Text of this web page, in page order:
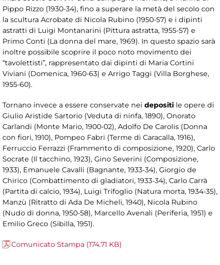
Pippo Rizzo (1930-34), fino a superare la metà del secolo con
la scultura Acrobate di Nicola Rubino (1950-57) e i dipinti
astratti di Luigi Montanarini (Pittura astratta, 1955-57) e
Primo Conti (La donna del mare, 1969). In questo spazio sarà
inoltre possibile scoprire il poco noto movimento dei
“tavolettisti”, rappresentato dai dipinti di Maria Cortini
Viviani (Domenica, 1960-63) e Arrigo Taggi (Villa Borghese,
1955-60).
Tornano invece a essere conservate nei depositi le opere di
Giulio Aristide Sartorio (Veduta di ninfa, 1890), Onorato
Carlandi (Monte Mario, 1900-02), Adolfo De Carolis (Donna
con fiori, 1910), Pompeo Fabri (Terme di Caracalla, 1916),
Ferruccio Ferrazzi (Frammento di composizione, 1920), Carlo
Socrate (Il tacchino, 1923), Gino Severini (Composizione,
1933), Emanuele Cavalli (Bagnante, 1933-34), Giorgio de
Chirico (Combattimento di gladiatori, 1933-34), Carlo Carrà
(Partita di calcio, 1934), Luigi Trifoglio (Natura morta, 1934-35),
Manzù (Ritratto di Ada De Micheli, 1940), Nicola Rubino
(Nudo di donna, 1950-58), Marcello Avenali (Periferia, 1951) e
Emilio Greco (Sibilla, 1951).
Comunicato Stampa (174.71 KB)